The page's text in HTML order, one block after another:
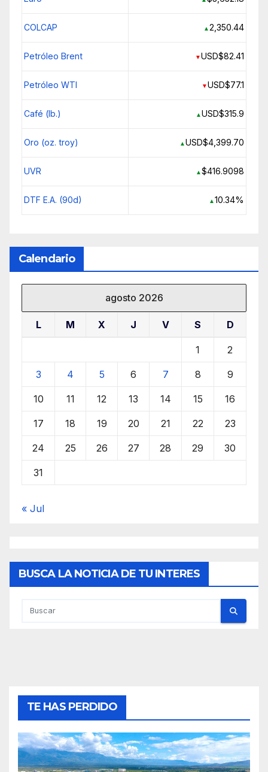
COLCAP ▲ 2,350.44
Petróleo Brent ▼USD$82.41
Petróleo WTI ▼USD$77.1
Café (lb.) ▲USD$315.9
Oro (oz. troy) ▲USD$4,399.70
UVR ▲$416.9098
DTF E.A. (90d) ▲ 10.34%
Calendario
agosto 2026
L M X J V S D
1 2
3 4 5 6 7 8 9
10 11 12 13 14 15 16
17 18 19 20 21 22 23
24 25 26 27 28 29 30
31
« Jul
BUSCA LA NOTICIA DE TU INTERES
TE HAS PERDIDO